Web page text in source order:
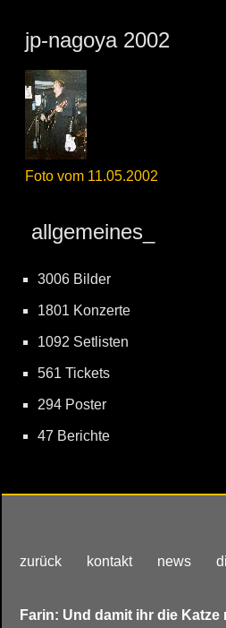
jp-nagoya 2002
Foto vom 11.05.2002
allgemeines_
3006 Bilder
1801 Konzerte
1092 Setlisten
561 Tickets
294 Poster
47 Berichte
zurück kontakt news
Farin: Und damit ihr die